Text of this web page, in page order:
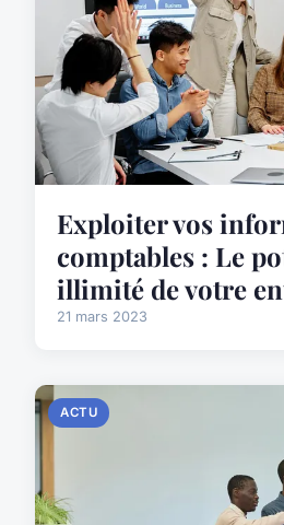
Exploiter vos
comptables : Le
illimité de votre
21 mars 2023
ACTU